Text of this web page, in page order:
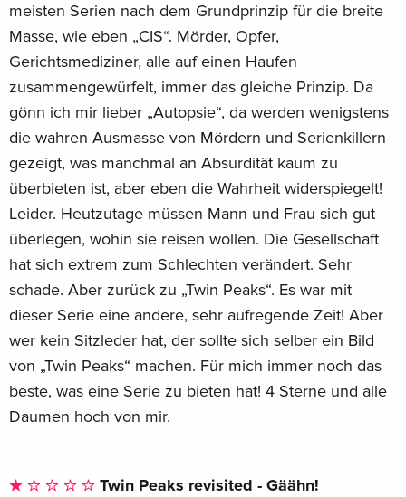
meisten Serien nach dem Grundprinzip für die breite
Masse, wie eben „CIS“. Mörder, Opfer,
Gerichtsmediziner, alle auf einen Haufen
zusammengewürfelt, immer das gleiche Prinzip. Da
gönn ich mir lieber „Autopsie“, da werden wenigstens
die wahren Ausmasse von Mördern und Serienkillern
gezeigt, was manchmal an Absurdität kaum zu
überbieten ist, aber eben die Wahrheit widerspiegelt!
Leider. Heutzutage müssen Mann und Frau sich gut
überlegen, wohin sie reisen wollen. Die Gesellschaft
hat sich extrem zum Schlechten verändert. Sehr
schade. Aber zurück zu „Twin Peaks“. Es war mit
dieser Serie eine andere, sehr aufregende Zeit! Aber
wer kein Sitzleder hat, der sollte sich selber ein Bild
von „Twin Peaks“ machen. Für mich immer noch das
beste, was eine Serie zu bieten hat! 4 Sterne und alle
Daumen hoch von mir.
Twin Peaks revisited - Gäähn!